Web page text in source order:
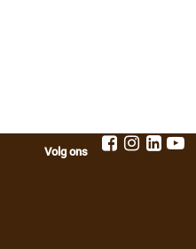
Volg ons